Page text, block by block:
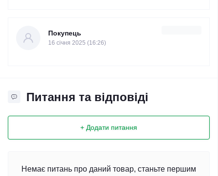
Покупець
16 cічня 2025 (16:26)
Питання та відповіді
+ Додати питання
Немає питань про даний товар, станьте першим